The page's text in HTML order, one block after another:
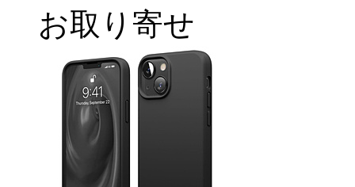
お取り寄せ